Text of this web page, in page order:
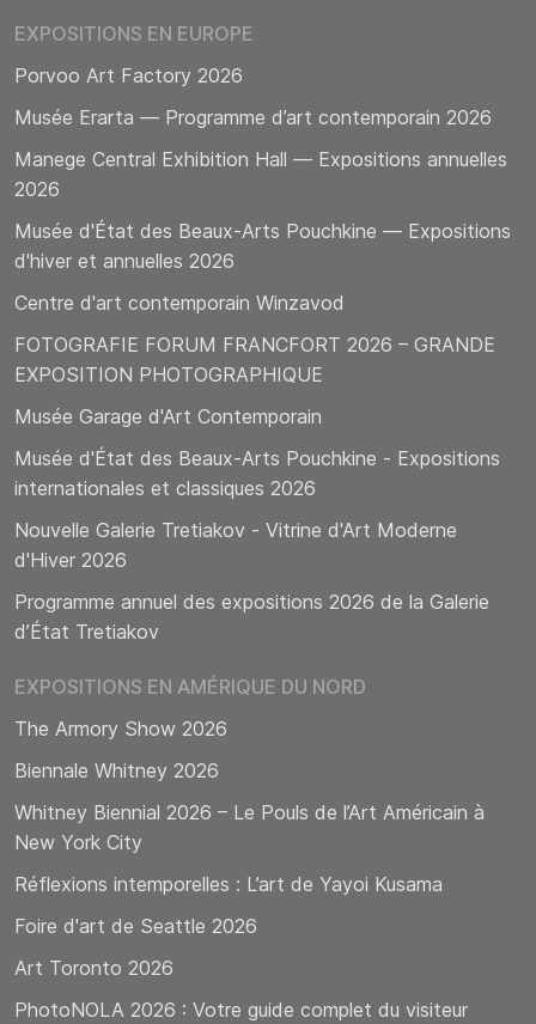
EXPOSITIONS EN EUROPE
Porvoo Art Factory 2026
Musée Erarta — Programme d’art contemporain 2026
Manege Central Exhibition Hall — Expositions annuelles
2026
Musée d'État des Beaux-Arts Pouchkine — Expositions
d'hiver et annuelles 2026
Centre d'art contemporain Winzavod
FOTOGRAFIE FORUM FRANCFORT 2026 – GRANDE
EXPOSITION PHOTOGRAPHIQUE
Musée Garage d'Art Contemporain
Musée d'État des Beaux-Arts Pouchkine - Expositions
internationales et classiques 2026
Nouvelle Galerie Tretiakov - Vitrine d'Art Moderne
d'Hiver 2026
Programme annuel des expositions 2026 de la Galerie
d’État Tretiakov
EXPOSITIONS EN AMÉRIQUE DU NORD
The Armory Show 2026
Biennale Whitney 2026
Whitney Biennial 2026 – Le Pouls de l’Art Américain à
New York City
Réflexions intemporelles : L’art de Yayoi Kusama
Foire d'art de Seattle 2026
Art Toronto 2026
PhotoNOLA 2026 : Votre guide complet du visiteur